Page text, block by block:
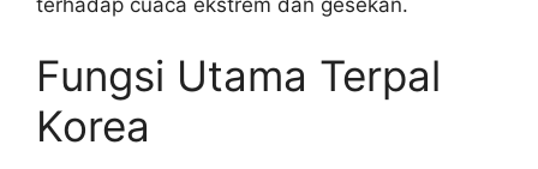
Fungsi Utama Terpal
Korea